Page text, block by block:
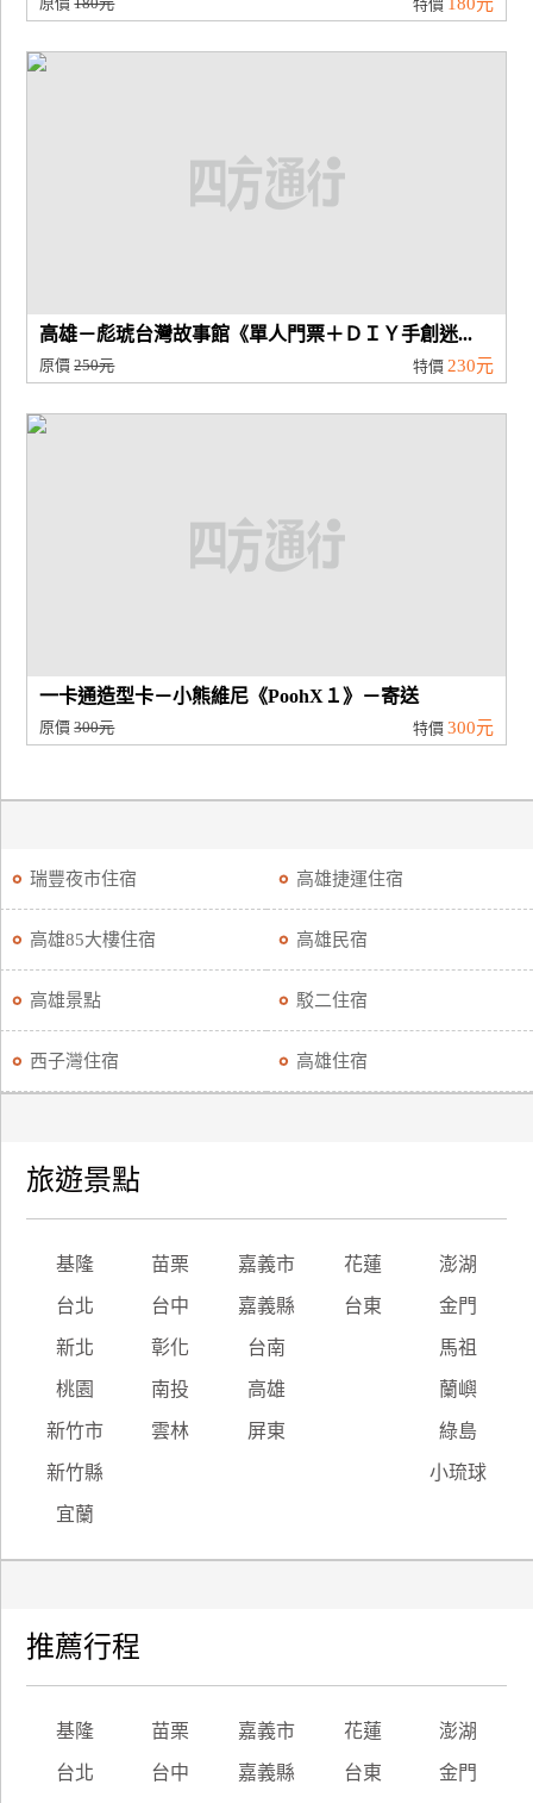
特價
高雄－彪琥台灣故事館《單人門票＋ＤＩＹ手創迷...
原價250元 特價 230元
一卡通造型卡－小熊維尼《PoohX１》－寄送
原價300元 特價 300元
瑞豐夜市住宿 高雄捷運住宿
高雄85大樓住宿 高雄民宿
高雄景點 駁二住宿
西子灣住宿 高雄住宿
旅遊景點
基隆 苗栗 嘉義市 花蓮 澎湖
台北 台中 嘉義縣 台東 金門
新北 彰化 台南 馬祖
桃園 南投 高雄 蘭嶼
新竹市 雲林 屏東 綠島
新竹縣 小琉球
宜蘭
推薦行程
基隆 苗栗 嘉義市 花蓮 澎湖
台北 台中 嘉義縣 台東 金門